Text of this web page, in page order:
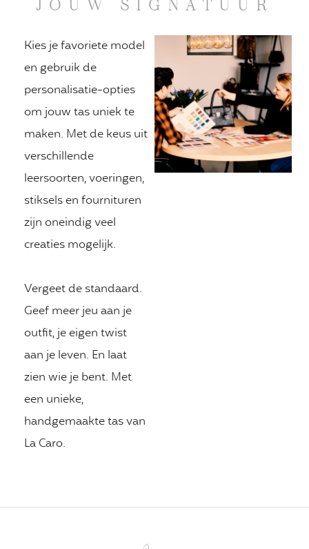
JOUW SIGNATUUR
Kies je favoriete model
en gebruik de
personalisatie-opties
om jouw tas uniek te
maken. Met de keus uit
verschillende
leersoorten, voeringen,
stiksels en fournituren
zijn oneindig veel
creaties mogelijk.
Vergeet de standaard.
Geef meer jeu aan je
outfit, je eigen twist
aan je leven. En laat
zien wie je bent. Met
een unieke,
handgemaakte tas van
La Caro.